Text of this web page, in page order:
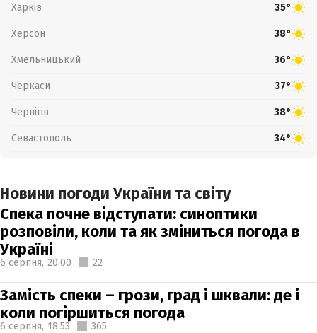
Харків 35°
Херсон 38°
Хмельницький 36°
Черкаси 37°
Чернігів 38°
Севастополь 34°
Новини погоди України та світу
Спека почне відступати: синоптики
розповіли, коли та як зміниться погода в
Україні
6 серпня, 20:00 22
Замість спеки – грози, град і шквали: де і
коли погіршиться погода
6 серпня, 18:53 365